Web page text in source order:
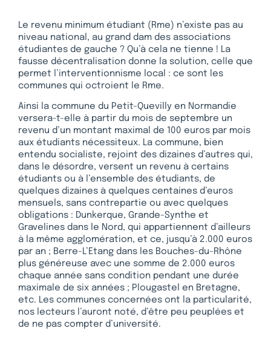
Le revenu minimum étudiant (Rme) n’existe pas au
niveau national, au grand dam des associations
étudiantes de gauche ? Qu’à cela ne tienne ! La
fausse décentralisation donne la solution, celle que
permet l’interventionnisme local : ce sont les
communes qui octroient le Rme.
Ainsi la commune du Petit-Quevilly en Normandie
versera-t-elle à partir du mois de septembre un
revenu d’un montant maximal de 100 euros par mois
aux étudiants nécessiteux. La commune, bien
entendu socialiste, rejoint des dizaines d’autres qui,
dans le désordre, versent un revenu à certains
étudiants ou à l’ensemble des étudiants, de
quelques dizaines à quelques centaines d’euros
mensuels, sans contrepartie ou avec quelques
obligations : Dunkerque, Grande-Synthe et
Gravelines dans le Nord, qui appartiennent d’ailleurs
à la même agglomération, et ce, jusqu’à 2.000 euros
par an ; Berre-L’Etang dans les Bouches-du-Rhône
plus généreuse avec une somme de 2.000 euros
chaque année sans condition pendant une durée
maximale de six années ; Plougastel en Bretagne,
etc. Les communes concernées ont la particularité,
nos lecteurs l’auront noté, d’être peu peuplées et
de ne pas compter d’université.